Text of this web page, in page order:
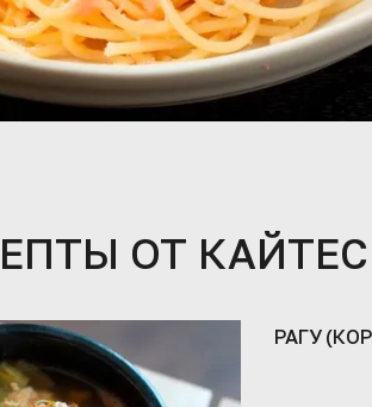
ОТ КАЙТЕС
РАГУ